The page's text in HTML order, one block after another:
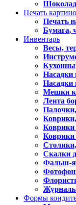
Печать
Печать
Бумага,
Инвентарь
Весы,
Насадки
Насадки
Мешки
Лента
Коврики
Коврики
Скалки
Фальш-
Журналы
Формы